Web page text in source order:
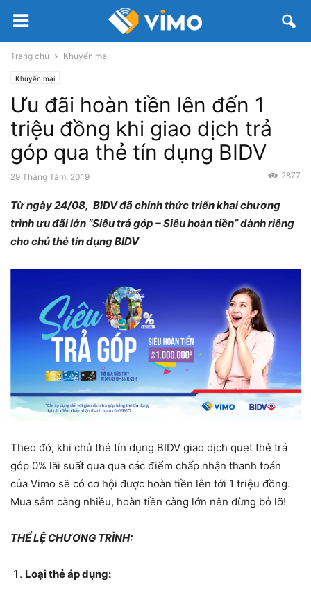
Trang chủ Khuyến mại
Khuyến mại
Ưu đãi hoàn tiền lên đến 1
triệu đồng khi giao dịch trả
góp qua thẻ tín dụng BIDV
29 Tháng Tám, 2019 2877
Từ ngày 24/08, BIDV đã chính thức triển khai chương
trình ưu đãi lớn “Siêu trả góp – Siêu hoàn tiền” dành riêng
cho chủ thẻ tín dụng BIDV
Theo đó, khi chủ thẻ tín dụng BIDV giao dịch quẹt thẻ trả
góp 0% lãi suất qua qua các điểm chấp nhận thanh toán
của Vimo sẽ có cơ hội được hoàn tiền lên tới 1 triệu đồng.
Mua sắm càng nhiều, hoàn tiền càng lớn nên đừng bỏ lỡ!
THỂ LỆ CHƯƠNG TRÌNH:
Loại thẻ áp dụng: